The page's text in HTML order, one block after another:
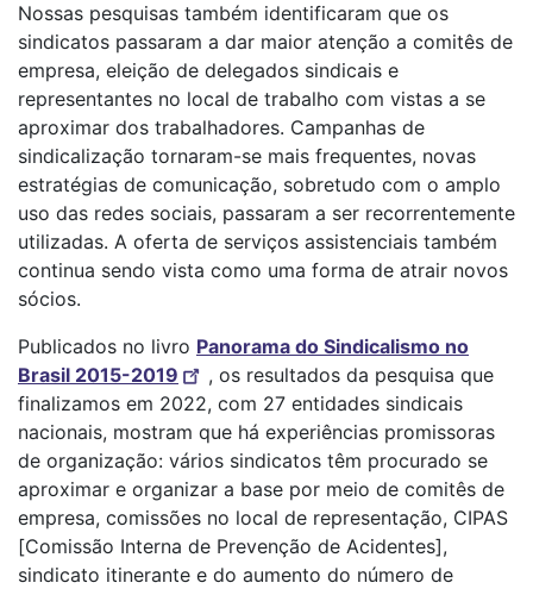
Nossas pesquisas também identificaram que os
sindicatos passaram a dar maior atenção a comitês de
empresa, eleição de delegados sindicais e
representantes no local de trabalho com vistas a se
aproximar dos trabalhadores. Campanhas de
sindicalização tornaram-se mais frequentes, novas
estratégias de comunicação, sobretudo com o amplo
uso das redes sociais, passaram a ser recorrentemente
utilizadas. A oferta de serviços assistenciais também
continua sendo vista como uma forma de atrair novos
sócios.
Publicados no livro Panorama do Sindicalismo no
Brasil 2015-2019
, os resultados da pesquisa que
finalizamos em 2022, com 27 entidades sindicais
nacionais, mostram que há experiências promissoras
de organização: vários sindicatos têm procurado se
aproximar e organizar a base por meio de comitês de
empresa, comissões no local de representação, CIPAS
[Comissão Interna de Prevenção de Acidentes],
sindicato itinerante e do aumento do número de